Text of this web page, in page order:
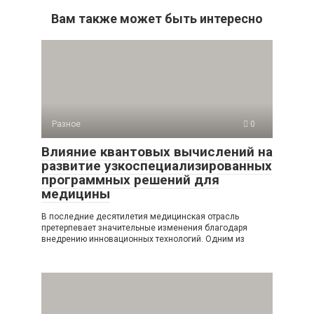
Вам также может быть интересно
Разное 0
Влияние квантовых вычислений на
развитие узкоспециализированных
программных решений для
медицины
В последние десятилетия медицинская отрасль
претерпевает значительные изменения благодаря
внедрению инновационных технологий. Одним из